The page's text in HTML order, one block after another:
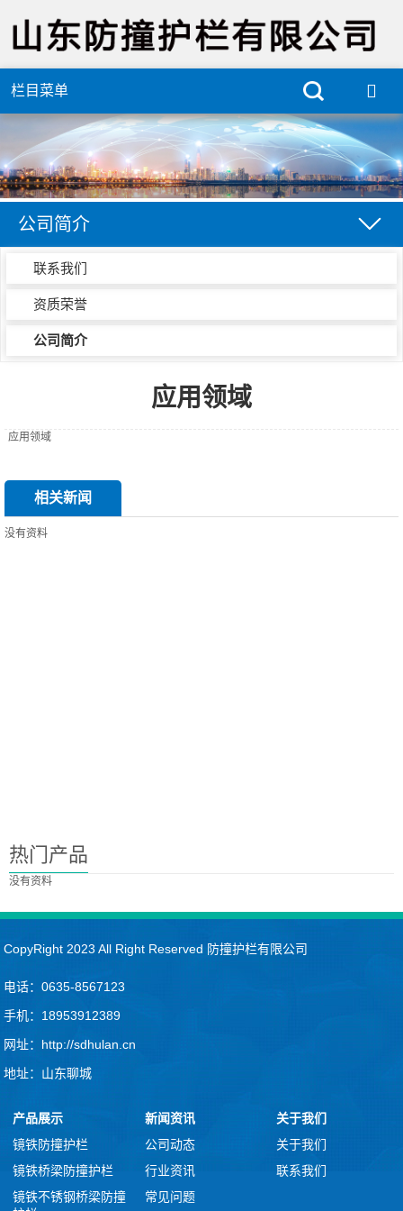
栏目菜单
公司简介
联系我们
资质荣誉
公司简介
应用领域
应用领域
相关新闻
没有资料
热门产品
没有资料
CopyRight 2023 All Right Reserved 防撞护栏有限公司
电话：0635-8567123
手机：18953912389
网址：http://sdhulan.cn
地址：山东聊城
产品展示
镜铁防撞护栏
镜铁桥梁防撞护栏
镜铁不锈钢桥梁防撞
新闻资讯
公司动态
行业资讯
常见问题
关于我们
关于我们
联系我们